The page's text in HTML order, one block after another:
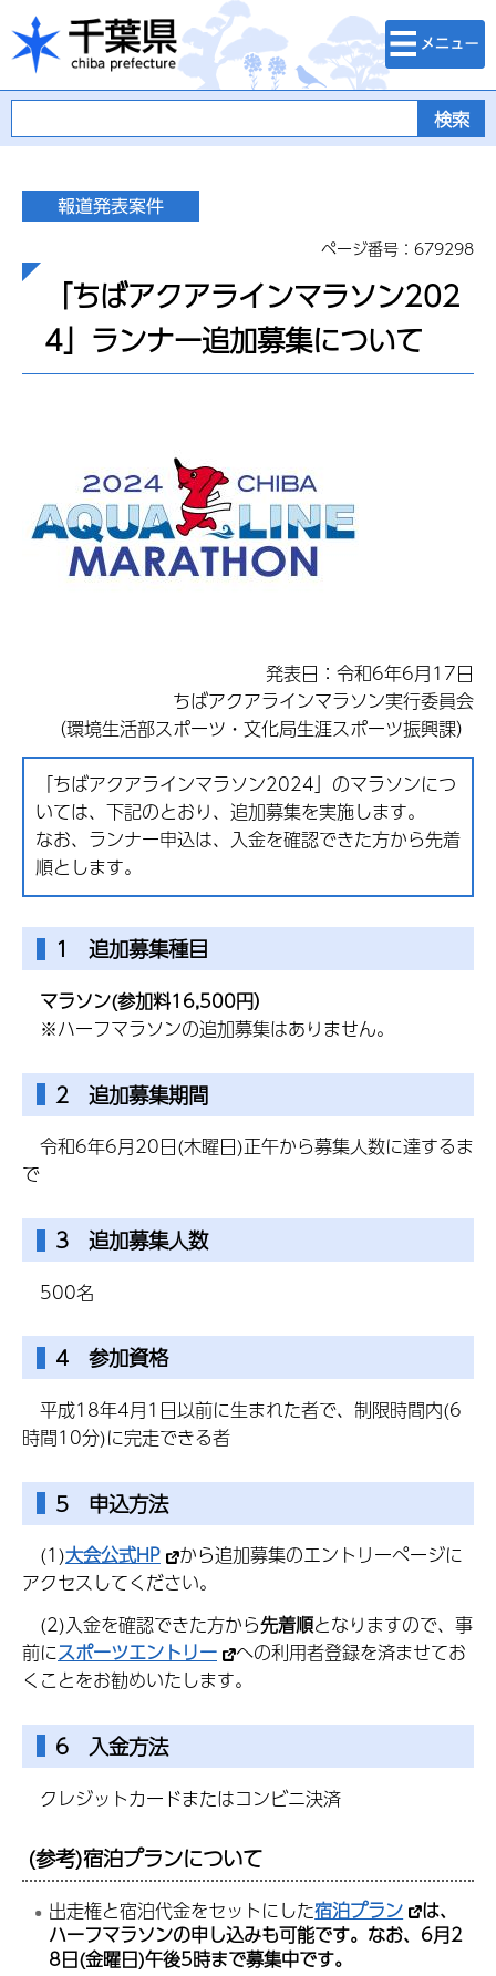
千葉県
検索・メニュ
ー
ページ番号：679298
「ちばアクアラインマラソン202
4」ランナー追加募集について
発表日：令和6年6月17日
ちばアクアラインマラソン実行委員会
（環境生活部スポーツ・文化局生涯スポーツ振興課）
「ちばアクアラインマラソン2024」のマラソンにつ
いては、下記のとおり、追加募集を実施します。
なお、ランナー申込は、入金を確認できた方から先着
順とします。
1 追加募集種目
マラソン(参加料16,500円）
※ハーフマラソンの追加募集はありません。
2 追加募集期間
令和6年6月20日(木曜日)正午から募集人数に達するま
で
3 追加募集人数
500名
4 参加資格
平成18年4月1日以前に生まれた者で、制限時間内(6
時間10分)に完走できる者
5 申込方法
(1)大会公式HP
から追加募集のエントリーページに
アクセスしてください。
(2)入金を確認できた方から先着順となりますので、事
前にスポーツエントリー
への利用者登録を済ませてお
くことをお勧めいたします。
6 入金方法
クレジットカードまたはコンビニ決済
(参考)宿泊プランについて
出走権と宿泊代金をセットにした宿泊プラン
は、
ハーフマラソンの申し込みも可能です。なお、6月2
8日(金曜日)午後5時まで募集中です。